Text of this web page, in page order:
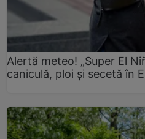
Alertă meteo! „Super El
caniculă, ploi și secetă în